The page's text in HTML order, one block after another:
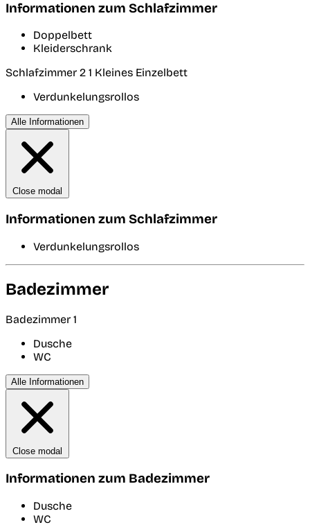
Informationen zum Schlafzimmer
Doppelbett
Kleiderschrank
Schlafzimmer 2 1 Kleines Einzelbett
Verdunkelungsrollos
Alle Informationen
Close modal
Informationen zum Schlafzimmer
Verdunkelungsrollos
Badezimmer
Badezimmer 1
Dusche
WC
Alle Informationen
Close modal
Informationen zum Badezimmer
Dusche
WC